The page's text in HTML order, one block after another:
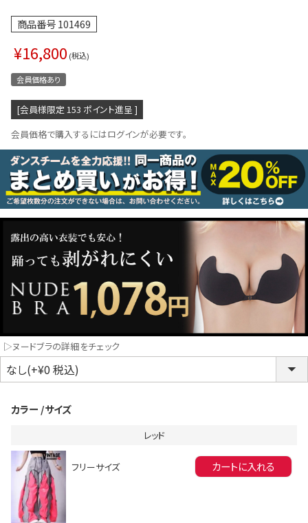
インワン／サロペット
ラ・ニップレス
LINE連携でクーポンもらえる!!
同一商品まとめ買いキャンペーン
浴衣
コスプレ
クリスマス
商品番号101469
¥16,800 税込
会員価格あり
[会員様限定 153 ポイント進呈 ]
会員価格で購入するにはログインが必要です。
▷ヌードブラの詳細をチェック
カラー サイズ
レッド
フリーサイズ カートに入れる